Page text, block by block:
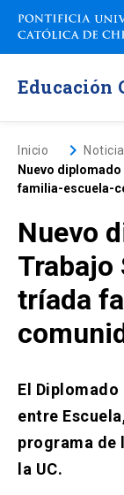
Saltar
contenido
Educación
Inicio
Nosotros
Programas de
Programas
Noticias
Solicitud
Portal Empresas
Inicio keyboard_arrow_right
Nuevo
familia-escuela-
Nuevo
Trabajo
tríada
El
entre
programa de
la UC.